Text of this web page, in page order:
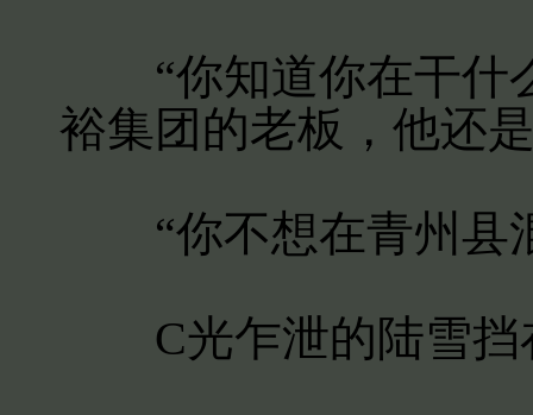
“你知道你在干什
裕集团的老板，他还
“你不想在青州县
C光乍泄的陆雪挡